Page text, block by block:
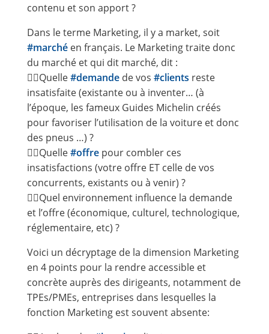
contenu et son apport ?
Dans le terme Marketing, il y a market, soit
#marchéen français. Le Marketing traite donc
du marché et qui dit marché, dit :
👉🏻Quelle#demandede vos #clients reste
insatisfaite (existante ou à inventer… (à
l’époque, les fameux Guides Michelin créés
pour favoriser l’utilisation de la voiture et donc
des pneus …) ?
👉🏻Quelle#offrepour combler ces
insatisfactions (votre offre ET celle de vos
concurrents, existants ou à venir) ?
👉🏻Quel environnement influence la demande
et l’offre (économique, culturel, technologique,
réglementaire, etc) ?
Voici un décryptage de la dimension Marketing
en 4 points pour la rendre accessible et
concrète auprès des dirigeants, notamment de
TPEs/PMEs, entreprises dans lesquelles la
fonction Marketing est souvent absente: